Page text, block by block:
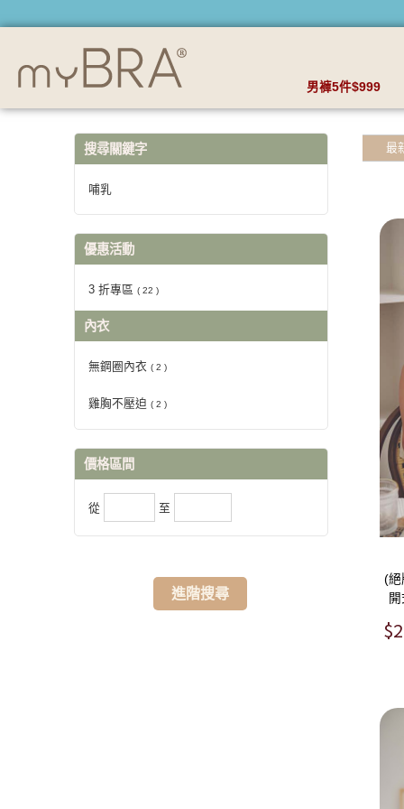
男褲5件$999
搜尋關鍵字
哺乳
優惠活動
3 折專區 ( 22 )
內衣
無鋼圈內衣 ( 2 )
雞胸不壓迫 ( 2 )
價格區間
從 至
進階搜尋
最
(絕